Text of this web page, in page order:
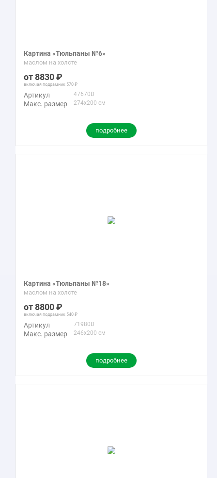
Картина «Тюльпаны №6»
маслом на холсте
8830
включая подрамник 570
Артикул 47670D
Макс. размер 274x200 см
подробнее
Картина «Тюльпаны №18»
маслом на холсте
8800
включая подрамник 540
Артикул 71980D
Макс. размер 246x200 см
подробнее